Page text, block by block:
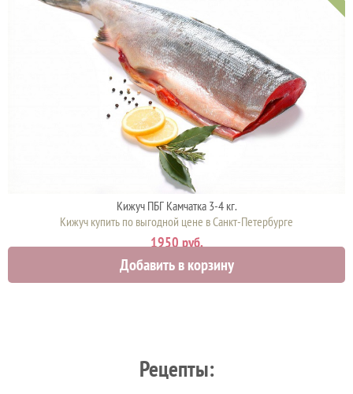
Кижуч ПБГ Камчатка 3-4 кг.
Кижуч купить по выгодной цене в Санкт-Петербурге
1950 руб.
Добавить в корзину
Рецепты: